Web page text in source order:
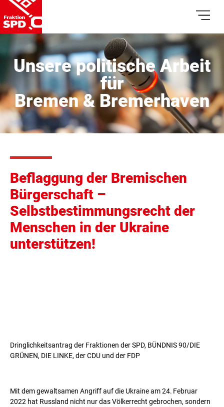
Unsere politische Arbeit
für
Bremen & Bremerhaven
Beflaggung der Bremischen
Bürgerschaft –
Selbstbestimmungsrecht der
Menschen in der Ukraine
unterstützen!
Dringlichkeitsantrag der Fraktionen der SPD, BÜNDNIS 90/DIE
GRÜNEN, DIE LINKE, der CDU und der FDP
Mit dem gewaltsamen Angriff auf die Ukraine am 24. Februar
2022 hat Russland nicht nur das Völkerrecht gebrochen, sondern